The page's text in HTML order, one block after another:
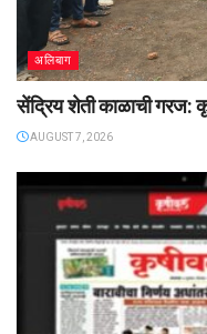
अलिबाग
सेंद्रिय शेती काळाची गरज:
AUGUST 7, 2026